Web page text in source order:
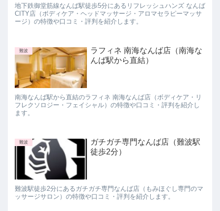
地下鉄御堂筋線なんば駅徒歩5分にあるリフレッシュハンズ なんば
CITY店（ボディケア・ヘッドマッサージ・アロマセラピーマッサ
ージ）の特徴や口コミ・評判を紹介します。
難波
ラフィネ 南海なんば店（南海な
んば駅から直結）
南海なんば駅から直結のラフィネ 南海なんば店（ボディケア・リ
フレクソロジー・フェイシャル）の特徴や口コミ・評判を紹介し
ます。
難波
ガチガチ専門なんば店（難波駅
徒歩2分）
難波駅徒歩2分にあるガチガチ専門なんば店（もみほぐし専門のマ
ッサージサロン）の特徴や口コミ・評判を紹介します。